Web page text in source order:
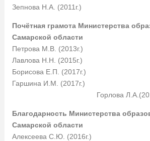
Зепнова Н.А. (2011г.)
Почётная грамота Министерства
Самарской области
Петрова М.В. (2013г.)
Лавлова Н.Н. (2015г.)
Борисова Е.П. (2017г.)
Гаршина И.М.
Горлова
Благодарность Министерства
Самарской области
Алексеева С.Ю. (2016г.)